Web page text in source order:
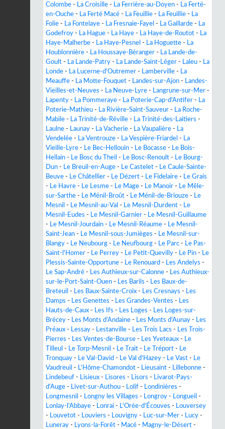
Colombe - La Croisille - La Ferrière-au-Doyen - La Ferté-
en-Ouche - La Ferté Macé - La Feuillie - La Feuillie - La
Folie - La Fontelaye - La Fresnaie-Fayel - La Gaillarde - La
Godefroy - La Hague - La Haye - La Haye-de-Routot - La
Haye-Malherbe - La Haye-Pesnel - La Hoguette - La
Houblonnière - La Houssaye-Béranger - La Lande-de-
Goult - La Lande-Patry - La Lande-Saint-Léger - Laleu - La
Londe - La Lucerne-d'Outremer - Lamberville - La
Meauffe - La Motte-Fouquet - Landes-sur-Ajon - Landes-
Vieilles-et-Neuves - La Neuve-Lyre - Langrune-sur-Mer -
Lapenty - La Pommeraye - La Poterie-Cap-d'Antifer - La
Poterie-Mathieu - La Rivière-Saint-Sauveur - La Roche-
Mabile - La Trinité-de-Réville - La Trinité-des-Laitiers -
Laulne - Launay - La Vacherie - La Vaupalière - La
Vendelée - La Ventrouze - La Vespière-Friardel - La
Vieille-Lyre - Le Bec-Hellouin - Le Bocasse - Le Bois-
Hellain - Le Bosc du Theil - Le Bosc-Renoult - Le Bourg-
Dun - Le Breuil-en-Auge - Le Castelet - Le Caule-Sainte-
Beuve - Le Châtellier - Le Dézert - Le Fidelaire - Le Grais
- Le Havre - Le Lesme - Le Mage - Le Manoir - Le Mêle-
sur-Sarthe - Le Ménil-Broût - Le Ménil-de-Briouze - Le
Mesnil - Le Mesnil-au-Val - Le Mesnil-Durdent - Le
Mesnil-Eudes - Le Mesnil-Garnier - Le Mesnil-Guillaume
- Le Mesnil-Jourdain - Le Mesnil-Réaume - Le Mesnil-
Saint-Jean - Le Mesnil-sous-Jumièges - Le Mesnil-sur-
Blangy - Le Neubourg - Le Neufbourg - Le Parc - Le Pas-
Saint-l'Homer - Le Perrey - Le Petit-Quevilly - Le Pin - Le
Plessis-Sainte-Opportune - Le Renouard - Les Andelys -
Le Sap-André - Les Authieux-sur-Calonne - Les Authieux-
sur-le-Port-Saint-Ouen - Les Barils - Les Baux-de-
Breteuil - Les Baux-Sainte-Croix - Les Cresnays - Les
Damps - Les Genettes - Les Grandes-Ventes - Les
Hauts-de-Caux - Les Ifs - Les Loges - Les Loges-sur-
Brécey - Les Monts d'Andaine - Les Monts d'Aunay - Les
Préaux - Lessay - Lestanville - Les Trois Lacs - Les Trois-
Pierres - Les Ventes-de-Bourse - Les Yveteaux - Le
Tilleul - Le Torp-Mesnil - Le Trait - Le Tréport - Le
Tronquay - Le Val-David - Le Val d'Hazey - Le Vast - Le
Vaudreuil - L'Hôme-Chamondot - Lieusaint - Lillebonne -
Lindebeuf - Lisieux - Lisores - Lisors - Livarot-Pays-
d'Auge - Livet-sur-Authou - Lolif - Londinières -
Longmesnil - Longny les Villages - Longroy - Longueil -
Lonlay-l'Abbaye - Lonrai - L'Orée-d'Écouves - Louversey
- Louvetot - Louviers - Louvigny - Luc-sur-Mer - Lucy -
Luneray - Lyons-la-Forêt - Macé - Magny-le-Désert -